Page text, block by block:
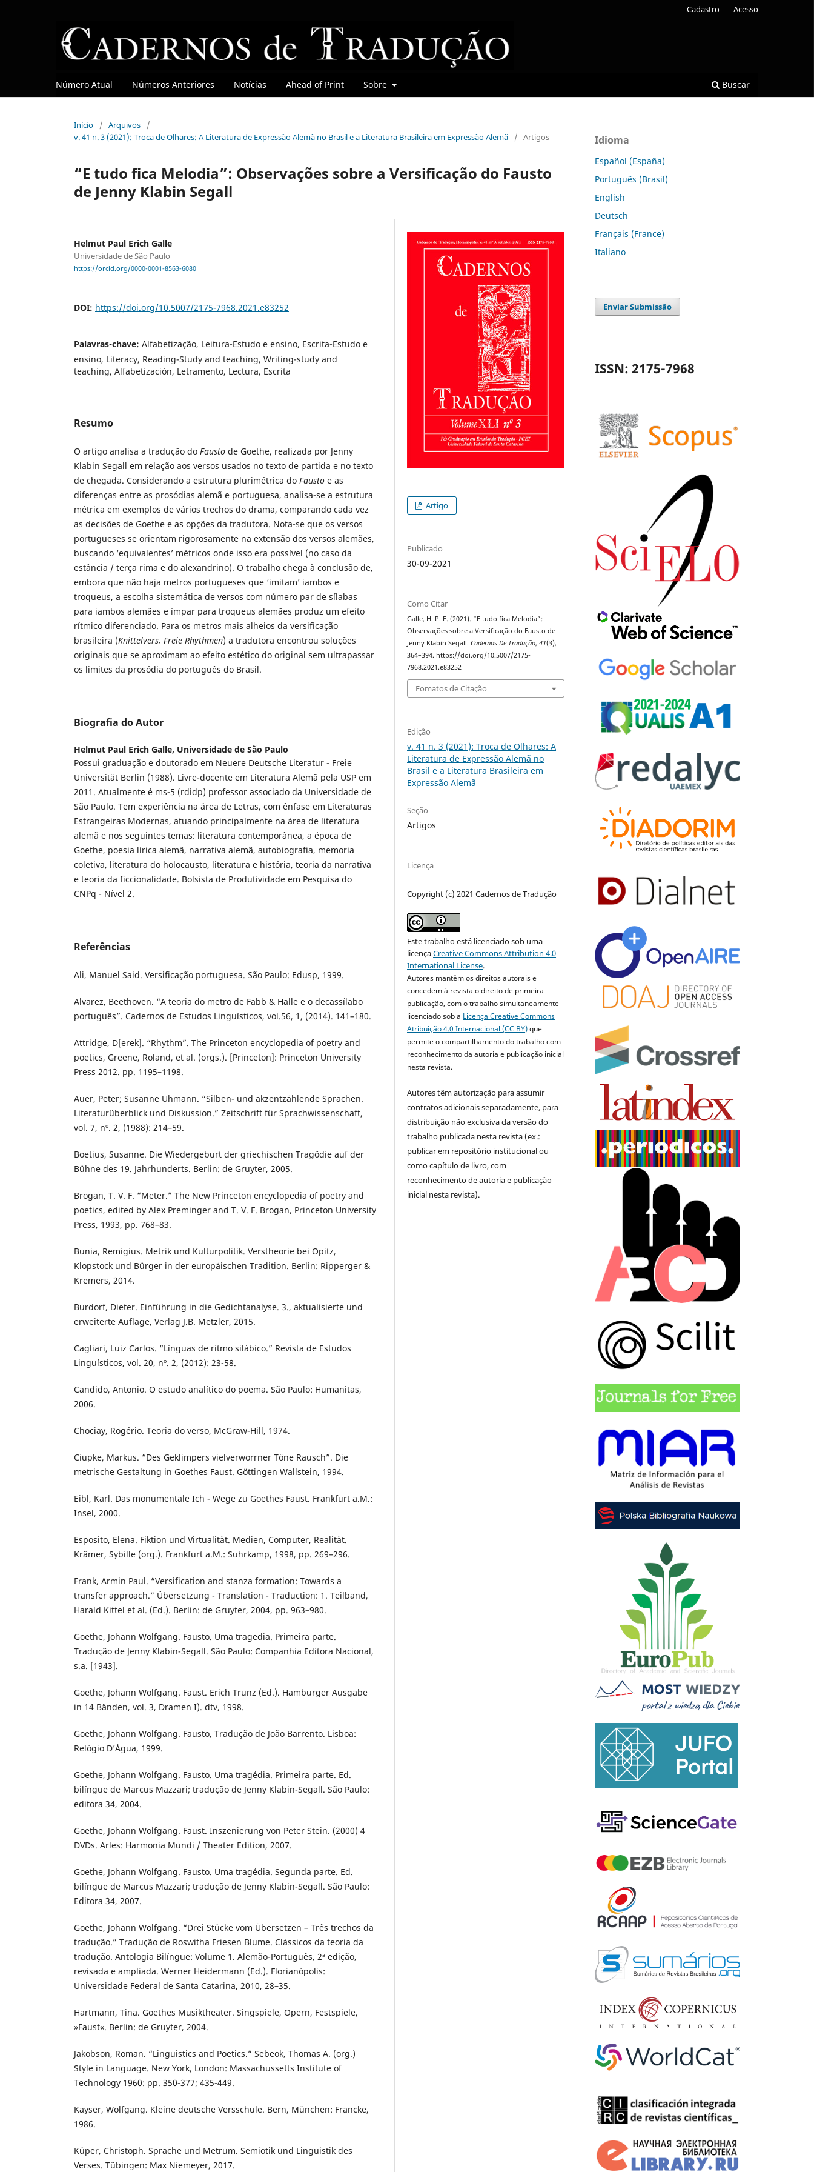
Número Atual Números Anteriores Notícias Ahead of Print Sobre Buscar
Cadastro Acesso
Início / Arquivos
/
v. 41 n. 3 (2021): Troca de Olhares: A Literatura de Expressão Alemã no Brasil e a Literatura Brasileira em Expressão Alemã
/ Artigos
“E tudo fica Melodia”: Observações sobre a Versificação do Fausto
de Jenny Klabin Segall
Helmut Paul Erich Galle
Universidade de São Paulo
https://orcid.org/0000-0001-8563-6080
DOI: https://doi.org/10.5007/2175-7968.2021.e83252
Palavras-chave: Alfabetização, Leitura-Estudo e ensino, Escrita-Estudo e
ensino, Literacy, Reading-Study and teaching, Writing-study and
teaching, Alfabetización, Letramento, Lectura, Escrita
Resumo
O artigo analisa a tradução do Fausto de Goethe, realizada por Jenny
Klabin Segall em relação aos versos usados no texto de partida e no texto
de chegada. Considerando a estrutura plurimétrica do Fausto e as
diferenças entre as prosódias alemã e portuguesa, analisa-se a estrutura
métrica em exemplos de vários trechos do drama, comparando cada vez
as decisões de Goethe e as opções da tradutora. Nota-se que os versos
portugueses se orientam rigorosa­mente na extensão dos versos alemães,
buscando ‘equivalentes’ métricos onde isso era possível (no caso da
estância / terça rima e do alexandrino). O trabalho chega à conclusão de,
embora que não haja metros portugueses que ‘imitam’ iambos e
troqueus, a escolha sistemática de versos com número par de sílabas
para iambos alemães e ímpar para troqueus alemães produz um efeito
rítmico diferenciado. Para os metros mais alheios da versificação
brasileira (Knittelvers, Freie Rhythmen) a tradutora encontrou soluções
originais que se aproximam ao efeito estético do original sem ultrapassar
os limites da prosódia do português do Brasil.
Biografia do Autor
Helmut Paul Erich Galle, Universidade de São Paulo
Possui graduação e doutorado em Neuere Deutsche Literatur - Freie
Universität Berlin (1988). Livre-docente em Literatura Alemã pela USP em
2011. Atualmente é ms-5 (rdidp) professor associado da Universidade de
São Paulo. Tem experiência na área de Letras, com ênfase em Literaturas
Estrangeiras Modernas, atuando principalmente na área de literatura
alemã e nos seguintes temas: literatura contemporânea, a época de
Goethe, poesia lírica alemã, narrativa alemã, autobiografia, memoria
coletiva, literatura do holocausto, literatura e história, teoria da narrativa
e teoria da ficcionalidade. Bolsista de Produtividade em Pesquisa do
CNPq - Nível 2.
Referências
Ali, Manuel Said. Versificação portuguesa. São Paulo: Edusp, 1999.
Alvarez, Beethoven. “A teoria do metro de Fabb & Halle e o decassílabo
português”. Cadernos de Estudos Linguísticos, vol.56, 1, (2014). 141–180.
Attridge, D[erek]. “Rhythm”. The Princeton encyclopedia of poetry and
poetics, Greene, Roland, et al. (orgs.). [Princeton]: Princeton University
Press 2012. pp. 1195–1198.
Auer, Peter; Susanne Uhmann. “Silben- und akzentzählende Sprachen.
Literaturüberblick und Diskussion.” Zeitschrift für Sprachwissenschaft,
vol. 7, nº. 2, (1988): 214–59.
Boetius, Susanne. Die Wiedergeburt der griechischen Tragödie auf der
Bühne des 19. Jahrhunderts. Berlin: de Gruyter, 2005.
Brogan, T. V. F. “Meter.” The New Princeton encyclopedia of poetry and
poetics, edited by Alex Preminger and T. V. F. Brogan, Princeton University
Press, 1993, pp. 768–83.
Bunia, Remigius. Metrik und Kulturpolitik. Verstheorie bei Opitz,
Klopstock und Bürger in der europäischen Tradition. Berlin: Ripperger &
Kremers, 2014.
Burdorf, Dieter. Einführung in die Gedichtanalyse. 3., aktualisierte und
erweiterte Auflage, Verlag J.B. Metzler, 2015.
Cagliari, Luiz Carlos. “Línguas de ritmo silábico.” Revista de Estudos
Linguísticos, vol. 20, nº. 2, (2012): 23-58.
Candido, Antonio. O estudo analítico do poema. São Paulo: Humanitas,
2006.
Chociay, Rogério. Teoria do verso, McGraw-Hill, 1974.
Ciupke, Markus. “Des Geklimpers vielverworrner Töne Rausch”. Die
metrische Gestaltung in Goethes Faust. Göttingen Wallstein, 1994.
Eibl, Karl. Das monumentale Ich - Wege zu Goethes Faust. Frankfurt a.M.:
Insel, 2000.
Esposito, Elena. Fiktion und Virtualität. Medien, Computer, Realität.
Krämer, Sybille (org.). Frankfurt a.M.: Suhrkamp, 1998, pp. 269–296.
Frank, Armin Paul. “Versification and stanza formation: Towards a
transfer approach.” Übersetzung - Translation - Traduction: 1. Teilband,
Harald Kittel et al. (Ed.). Berlin: de Gruyter, 2004, pp. 963–980.
Goethe, Johann Wolfgang. Fausto. Uma tragedia. Primeira parte.
Tradução de Jenny Klabin-Segall. São Paulo: Companhia Editora Nacional,
s.a. [1943].
Goethe, Johann Wolfgang. Faust. Erich Trunz (Ed.). Hamburger Ausgabe
in 14 Bänden, vol. 3, Dramen I). dtv, 1998.
Goethe, Johann Wolfgang. Fausto, Tradução de João Barrento. Lisboa:
Relógio D’Água, 1999.
Goethe, Johann Wolfgang. Fausto. Uma tragédia. Primeira parte. Ed.
bilíngue de Marcus Mazzari; tradução de Jenny Klabin-Segall. São Paulo:
editora 34, 2004.
Goethe, Johann Wolfgang. Faust. Inszenierung von Peter Stein. (2000) 4
DVDs. Arles: Harmonia Mundi / Theater Edition, 2007.
Goethe, Johann Wolfgang. Fausto. Uma tragédia. Segunda parte. Ed.
bilíngue de Marcus Mazzari; tradução de Jenny Klabin-Segall. São Paulo:
Editora 34, 2007.
Goethe, Johann Wolfgang. “Drei Stücke vom Übersetzen – Três trechos da
tradução.” Tradução de Roswitha Friesen Blume. Clássicos da teoria da
tradução. Antologia Bilíngue: Volume 1. Alemão-Português, 2ª edição,
revisada e ampliada. Werner Heidermann (Ed.). Florianópolis:
Universidade Federal de Santa Catarina, 2010, 28–35.
Hartmann, Tina. Goethes Musiktheater. Singspiele, Opern, Festspiele,
»Faust«. Berlin: de Gruyter, 2004.
Jakobson, Roman. “Linguistics and Poetics.” Sebeok, Thomas A. (org.)
Style in Language. New York, London: Massachussetts Institute of
Technology 1960: pp. 350-377; 435-449.
Kayser, Wolfgang. Kleine deutsche Versschule. Bern, München: Francke,
1986.
Küper, Christoph. Sprache und Metrum. Semiotik und Linguistik des
Verses. Tübingen: Max Niemeyer, 2017.
Artigo
Publicado
30-09-2021
Como Citar
Galle, H. P. E. (2021). “E tudo fica Melodia”:
Observações sobre a Versificação do Fausto de
Jenny Klabin Segall.Cadernos De Tradução,41(3),
364–394. https://doi.org/10.5007/2175-
7968.2021.e83252
Fomatos de Citação
Edição
v. 41 n. 3 (2021): Troca de Olhares: A
Literatura de Expressão Alemã no
Brasil e a Literatura Brasileira em
Expressão Alemã
Seção
Artigos
Licença
Copyright (c) 2021 Cadernos de Tradução
Este trabalho está licenciado sob uma
licençaCreative Commons Attribution 4.0
International License.
Autores mantêm os direitos autorais e
concedem à revista o direito de primeira
publicação, com o trabalho simultaneamente
licenciado sob a Licença Creative Commons
Atribuição 4.0 Internacional (CC BY)que
permite o compartilhamento do trabalho com
reconhecimento da autoria e publicação inicial
nesta revista.
Autores têm autorização para assumir
contratos adicionais separadamente, para
distribuição não exclusiva da versão do
trabalho publicada nesta revista (ex.:
publicar em repositório institucional ou
como capítulo de livro, com
reconhecimento de autoria e publicação
inicial nesta revista).
Idioma
Español (España)
Português (Brasil)
English
Deutsch
Français (France)
Italiano
Enviar Submissão
ISSN: 2175-7968